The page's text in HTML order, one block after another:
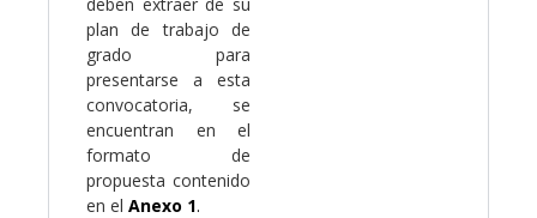
plan de trabajo de
grado para
presentarse a esta
convocatoria, se
encuentran en el
formato de
propuesta contenido
en el Anexo 1.